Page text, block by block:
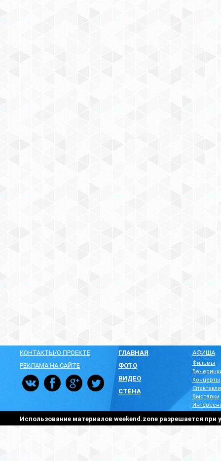
КОНТАКТЫ/О ПРОЕКТЕ
РЕКЛАМА НА САЙТЕ
ГЛАВНАЯ
ФОТО
ВИДЕО
СТЕНА
АФИША
Фильмы
Концерты
Спектакли
Выставки
Использование материалов weekend.zone разрешается